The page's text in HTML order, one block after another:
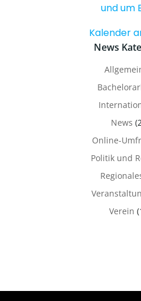
und um
Kalender
News
News
Online-
Politik und
Verein